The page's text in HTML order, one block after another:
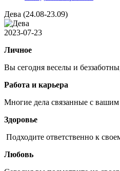
Дева (24.08-23.09)
2023-07-23
Личное
Вы сегодня веселы и
Работа и карьера
Многие дела связанные с вашим
Здоровье
Подходите ответственно к
Любовь